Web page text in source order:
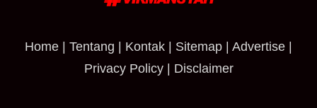
Home Tentang Kontak Sitemap Advertise
Privacy Policy| Disclaimer